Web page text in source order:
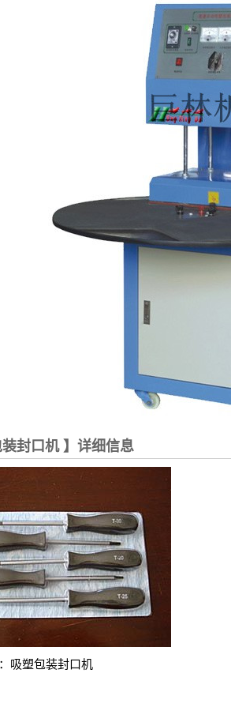
装封口机 】详细信息
吸塑包装封口机